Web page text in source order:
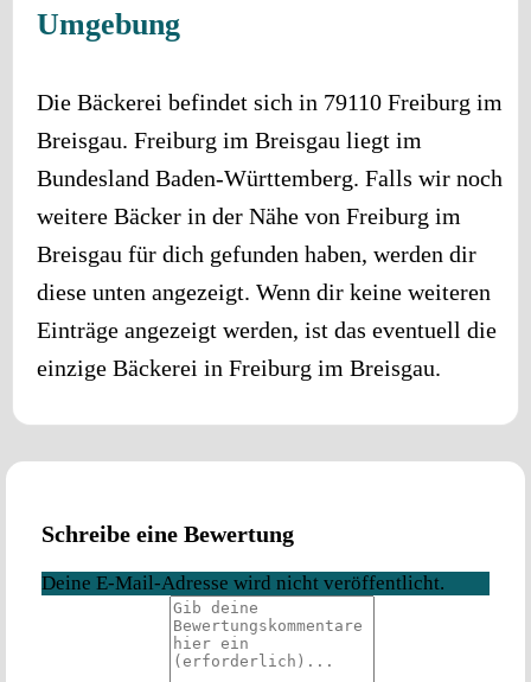
Umgebung
Die Bäckerei befindet sich in 79110 Freiburg im
Breisgau. Freiburg im Breisgau liegt im
Bundesland Baden-Württemberg. Falls wir noch
weitere Bäcker in der Nähe von Freiburg im
Breisgau für dich gefunden haben, werden dir
diese unten angezeigt. Wenn dir keine weiteren
Einträge angezeigt werden, ist das eventuell die
einzige Bäckerei in Freiburg im Breisgau.
Schreibe eine Bewertung
Deine E-Mail-Adresse wird nicht veröffentlicht.